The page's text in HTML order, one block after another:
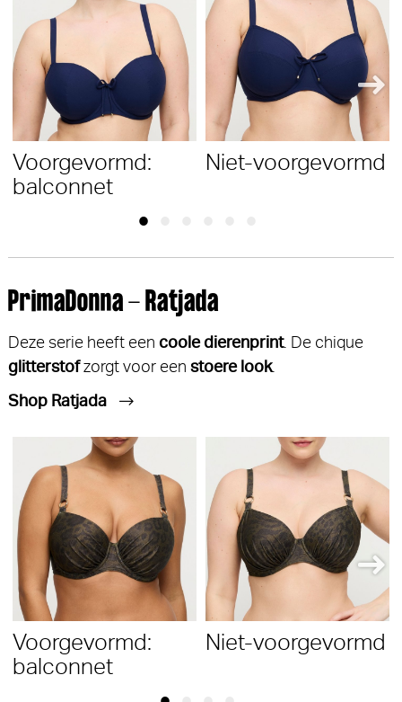
Voorgevormd:
balconnet
Niet-voorgevormd
PrimaDonna - Ratjada
Deze serie heeft een coole dierenprint. De chique
glitterstofzorgt voor een stoere look.
Shop Ratjada
Voorgevormd:
balconnet
Niet-voorgevormd